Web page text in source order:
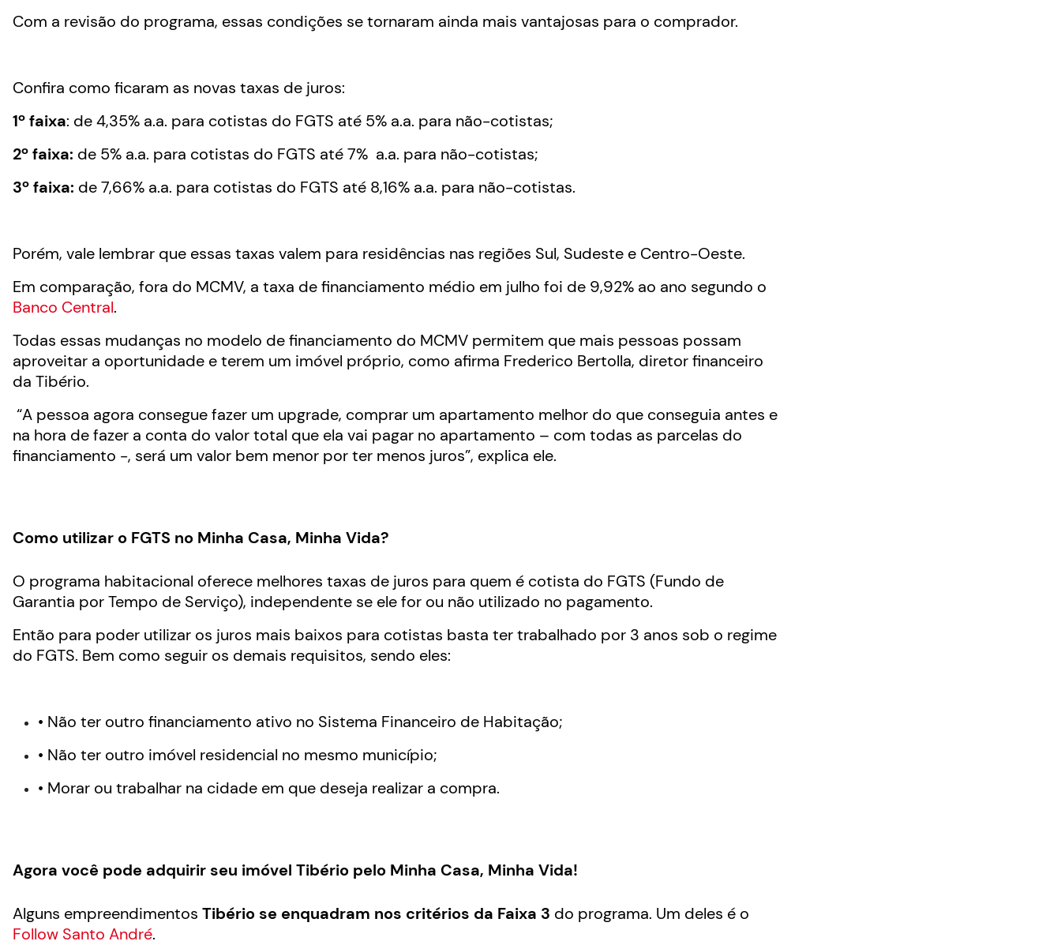
Com a revisão do programa, essas condições se tornaram ainda mais vantajosas para o comprador.
Confira como ficaram as novas taxas de juros:
1º faixa: de 4,35% a.a. para cotistas do FGTS até 5% a.a. para não-cotistas;
2º faixa: de 5% a.a. para cotistas do FGTS até 7% a.a. para não-cotistas;
3º faixa: de 7,66% a.a. para cotistas do FGTS até 8,16% a.a. para não-cotistas.
Porém, vale lembrar que essas taxas valem para residências nas regiões Sul, Sudeste e Centro-Oeste.
Em comparação, fora do MCMV, a taxa de financiamento médio em julho foi de 9,92% ao ano segundo o
Banco Central.
Todas essas mudanças no modelo de financiamento do MCMV permitem que mais pessoas possam
aproveitar a oportunidade e terem um imóvel próprio, como afirma Frederico Bertolla, diretor financeiro
da Tibério.
“A pessoa agora consegue fazer um upgrade, comprar um apartamento melhor do que conseguia antes e
na hora de fazer a conta do valor total que ela vai pagar no apartamento – com todas as parcelas do
financiamento -, será um valor bem menor por ter menos juros”, explica ele.
Como utilizar o FGTS no Minha Casa, Minha Vida?
O programa habitacional oferece melhores taxas de juros para quem é cotista do FGTS (Fundo de
Garantia por Tempo de Serviço), independente se ele for ou não utilizado no pagamento.
Então para poder utilizar os juros mais baixos para cotistas basta ter trabalhado por 3 anos sob o regime
do FGTS. Bem como seguir os demais requisitos, sendo eles:
• Não ter outro financiamento ativo no Sistema Financeiro de Habitação;
• Não ter outro imóvel residencial no mesmo município;
• Morar ou trabalhar na cidade em que deseja realizar a compra.
Agora você pode adquirir seu imóvel Tibério pelo Minha Casa, Minha Vida!
Alguns empreendimentos Tibério se enquadram nos critérios da Faixa 3 do programa. Um deles é o
Follow Santo André.